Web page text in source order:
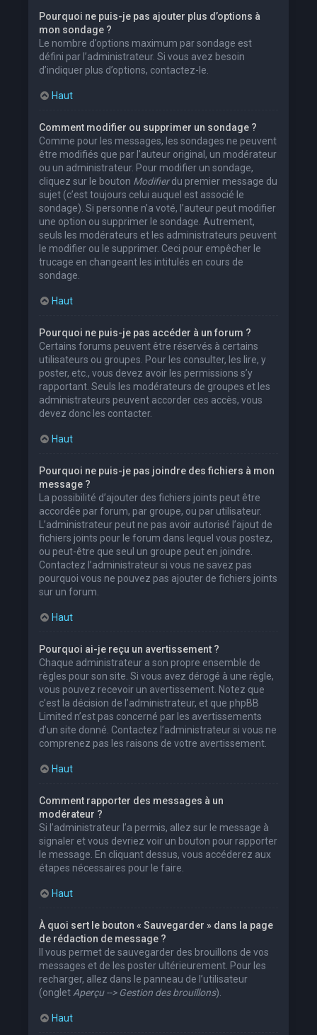
Pourquoi ne puis-je pas ajouter plus d’options à
mon sondage ?
Le nombre d’options maximum par sondage est
défini par l’administrateur. Si vous avez besoin
d’indiquer plus d’options, contactez-le.
Haut
Comment modifier ou supprimer un sondage ?
Comme pour les messages, les sondages ne peuvent
être modifiés que par l’auteur original, un modérateur
ou un administrateur. Pour modifier un sondage,
cliquez sur le bouton Modifierdu premier message du
sujet (c’est toujours celui auquel est associé le
sondage). Si personne n’a voté, l’auteur peut modifier
une option ou supprimer le sondage. Autrement,
seuls les modérateurs et les administrateurs peuvent
le modifier ou le supprimer. Ceci pour empêcher le
trucage en changeant les intitulés en cours de
sondage.
Haut
Pourquoi ne puis-je pas accéder à un forum ?
Certains forums peuvent être réservés à certains
utilisateurs ou groupes. Pour les consulter, les lire, y
poster, etc., vous devez avoir les permissions s’y
rapportant. Seuls les modérateurs de groupes et les
administrateurs peuvent accorder ces accès, vous
devez donc les contacter.
Haut
Pourquoi ne puis-je pas joindre des fichiers à mon
message ?
La possibilité d’ajouter des fichiers joints peut être
accordée par forum, par groupe, ou par utilisateur.
L’administrateur peut ne pas avoir autorisé l’ajout de
fichiers joints pour le forum dans lequel vous postez,
ou peut-être que seul un groupe peut en joindre.
Contactez l’administrateur si vous ne savez pas
pourquoi vous ne pouvez pas ajouter de fichiers joints
sur un forum.
Haut
Pourquoi ai-je reçu un avertissement ?
Chaque administrateur a son propre ensemble de
règles pour son site. Si vous avez dérogé à une règle,
vous pouvez recevoir un avertissement. Notez que
c’est la décision de l’administrateur, et que phpBB
Limited n’est pas concerné par les avertissements
d’un site donné. Contactez l’administrateur si vous ne
comprenez pas les raisons de votre avertissement.
Haut
Comment rapporter des messages à un
modérateur ?
Si l’administrateur l’a permis, allez sur le message à
signaler et vous devriez voir un bouton pour rapporter
le message. En cliquant dessus, vous accéderez aux
étapes nécessaires pour le faire.
Haut
À quoi sert le bouton « Sauvegarder » dans la page
de rédaction de message ?
Il vous permet de sauvegarder des brouillons de vos
messages et de les poster ultérieurement. Pour les
recharger, allez dans le panneau de l’utilisateur
(onglet Aperçu --> Gestion des brouillons).
Haut